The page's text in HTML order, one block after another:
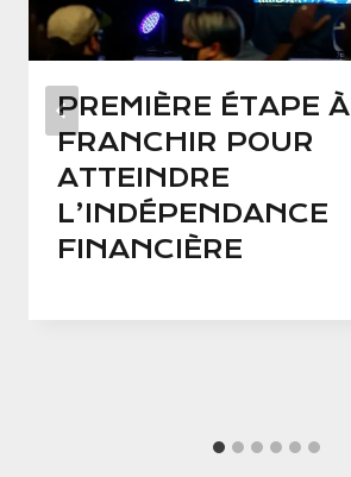
PREMIÈRE ÉTAPE À
FRANCHIR POUR
ATTEINDRE
L’INDÉPENDANCE
FINANCIÈRE